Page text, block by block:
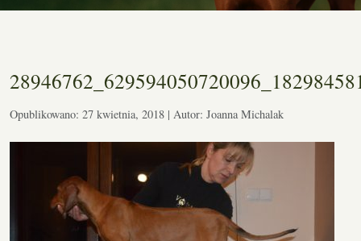
Opublikowano: 27 kwietnia, 2018 | Autor: Joanna Michalak